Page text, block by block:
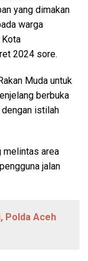
yang dimakan
warga
Kota
2024 sore.
Muda untuk
berbuka
dengan istilah
melintas area
jalan
Polda Aceh